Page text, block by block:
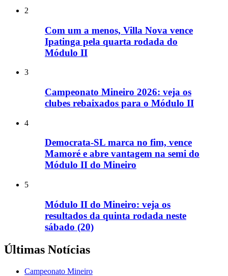
2
Com um a menos, Villa Nova vence
Ipatinga pela quarta rodada do
Módulo II
3
Campeonato Mineiro 2026: veja os
clubes rebaixados para o Módulo II
4
Democrata-SL marca no fim, vence
Mamoré e abre vantagem na semi do
Módulo II do Mineiro
5
Módulo II do Mineiro: veja os
resultados da quinta rodada neste
sábado (20)
Últimas Notícias
Campeonato Mineiro